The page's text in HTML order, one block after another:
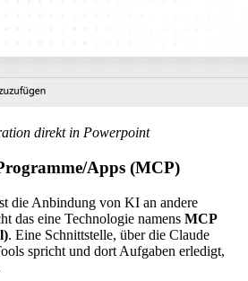
direkt in Powerpoint
Apps (MCP)
die Anbindung von KI an andere
das eine Technologie namens MCP
. Eine Schnittstelle, über die Claude
spricht und dort Aufgaben erledigt,